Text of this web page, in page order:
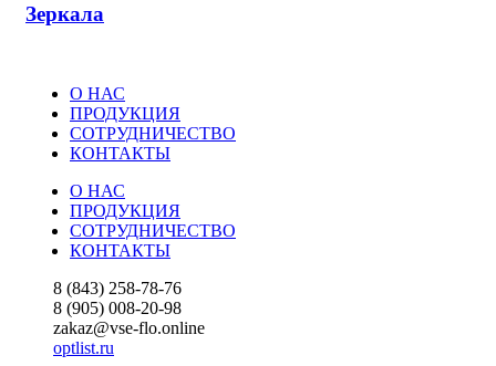
Зеркала
О НАС
ПРОДУКЦИЯ
СОТРУДНИЧЕСТВО
КОНТАКТЫ
О НАС
ПРОДУКЦИЯ
СОТРУДНИЧЕСТВО
КОНТАКТЫ
8 (843) 258-78-76
8 (905) 008-20-98
zakaz@vse-flo.online
optlist.ru